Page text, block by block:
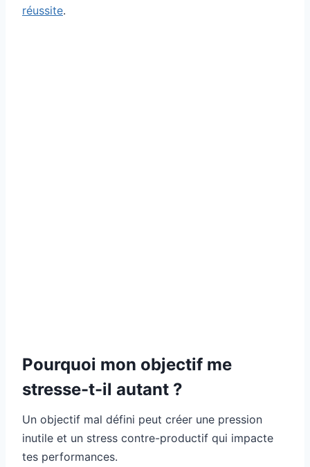
réussite.
Pourquoi mon objectif me
stresse-t-il autant ?
Un objectif mal défini peut créer une pression
inutile et un stress contre-productif qui impacte
tes performances.